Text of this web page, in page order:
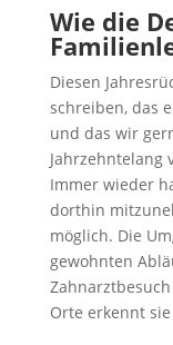
Wie die
Diesen
schreiben, das
und das wir
Jahrzehntelang
Immer wieder
dorthin
möglich. Die
gewohnten
Orte erkennt